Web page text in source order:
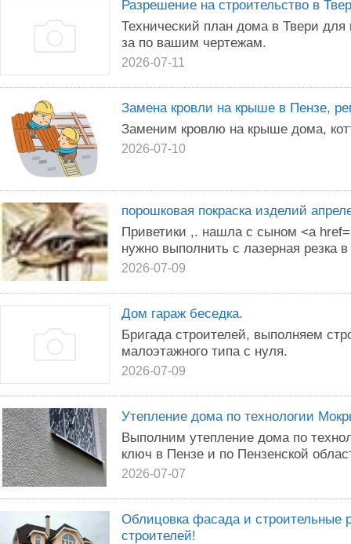
Разрешение на строительство в
Технический план дома в Твери для
за по вашим чертежам.
2026-07-11
Замена кровли на крыше в Пензе,
Заменим кровлю на крыше дома,
2026-07-10
порошковая покраска изделий
Приветики ,. нашла с сыном <a
нужно выполнить с лазерная резка
2026-07-09
Дом гараж беседка.
Бригада строителей, выполняем
малоэтажного типа с нуля.
2026-07-09
Утепление дома по технологии
Выполним утепление дома по
ключ в Пензе и по Пензенской
2026-07-07
Облицовка фасада и строительные
строителей!